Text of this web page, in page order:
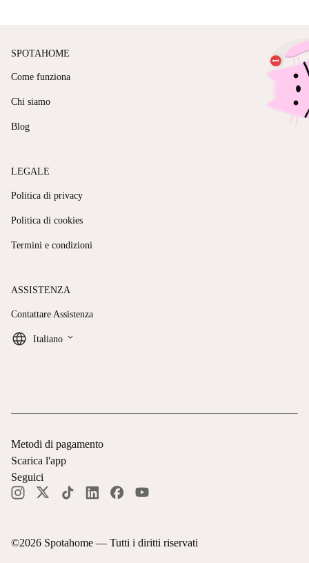
SPOTAHOME
Come funziona
Chi siamo
Blog
LEGALE
Politica di privacy
Politica di cookies
Termini e condizioni
ASSISTENZA
Contattare Assistenza
Italiano keyboard_arrow_down
©2026 Spotahome — Tutti i diritti riservati
Metodi di pagamento
Scarica l'app
Seguici